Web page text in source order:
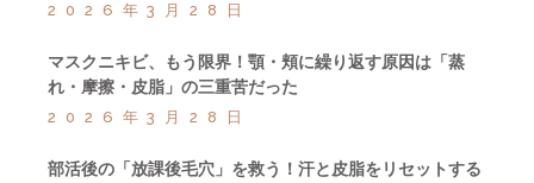
2026年3月28日
マスクニキビ、もう限界！顎・頬に繰り返す原因は「蒸
れ・摩擦・皮脂」の三重苦だった
2026年3月28日
部活後の「放課後毛穴」を救う！汗と皮脂をリセットする